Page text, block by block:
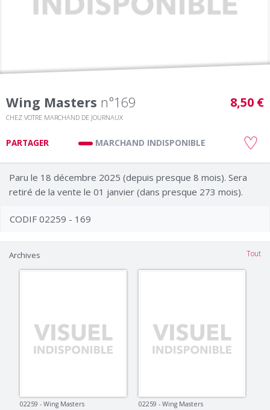
Wing Masters n°169
CHEZ VOTRE MARCHAND DE JOURNAUX
8,50 €
PARTAGER MARCHAND INDISPONIBLE
Paru le 18 décembre 2025 (depuis presque 8 mois). Sera
retiré de la vente le 01 janvier (dans presque 273 mois).
CODIF 02259 - 169
Archives Tout
02259 - Wing Masters 02259 - Wing Masters